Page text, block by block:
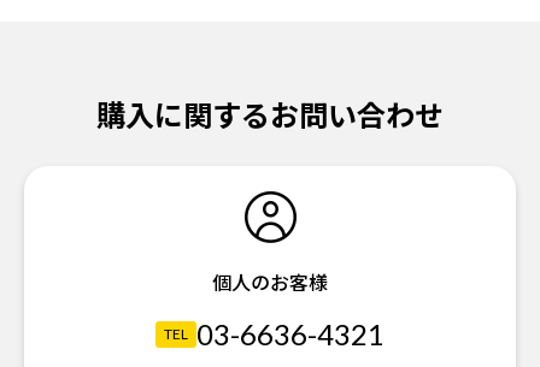
購入に関するお問い合わせ
個人のお客様
TEL 03-6636-4321